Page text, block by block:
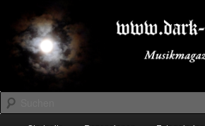
primären
Inhalt
springen
sekundären
Inhalt
springenDARK-FESTIVALS.DE
Suchen